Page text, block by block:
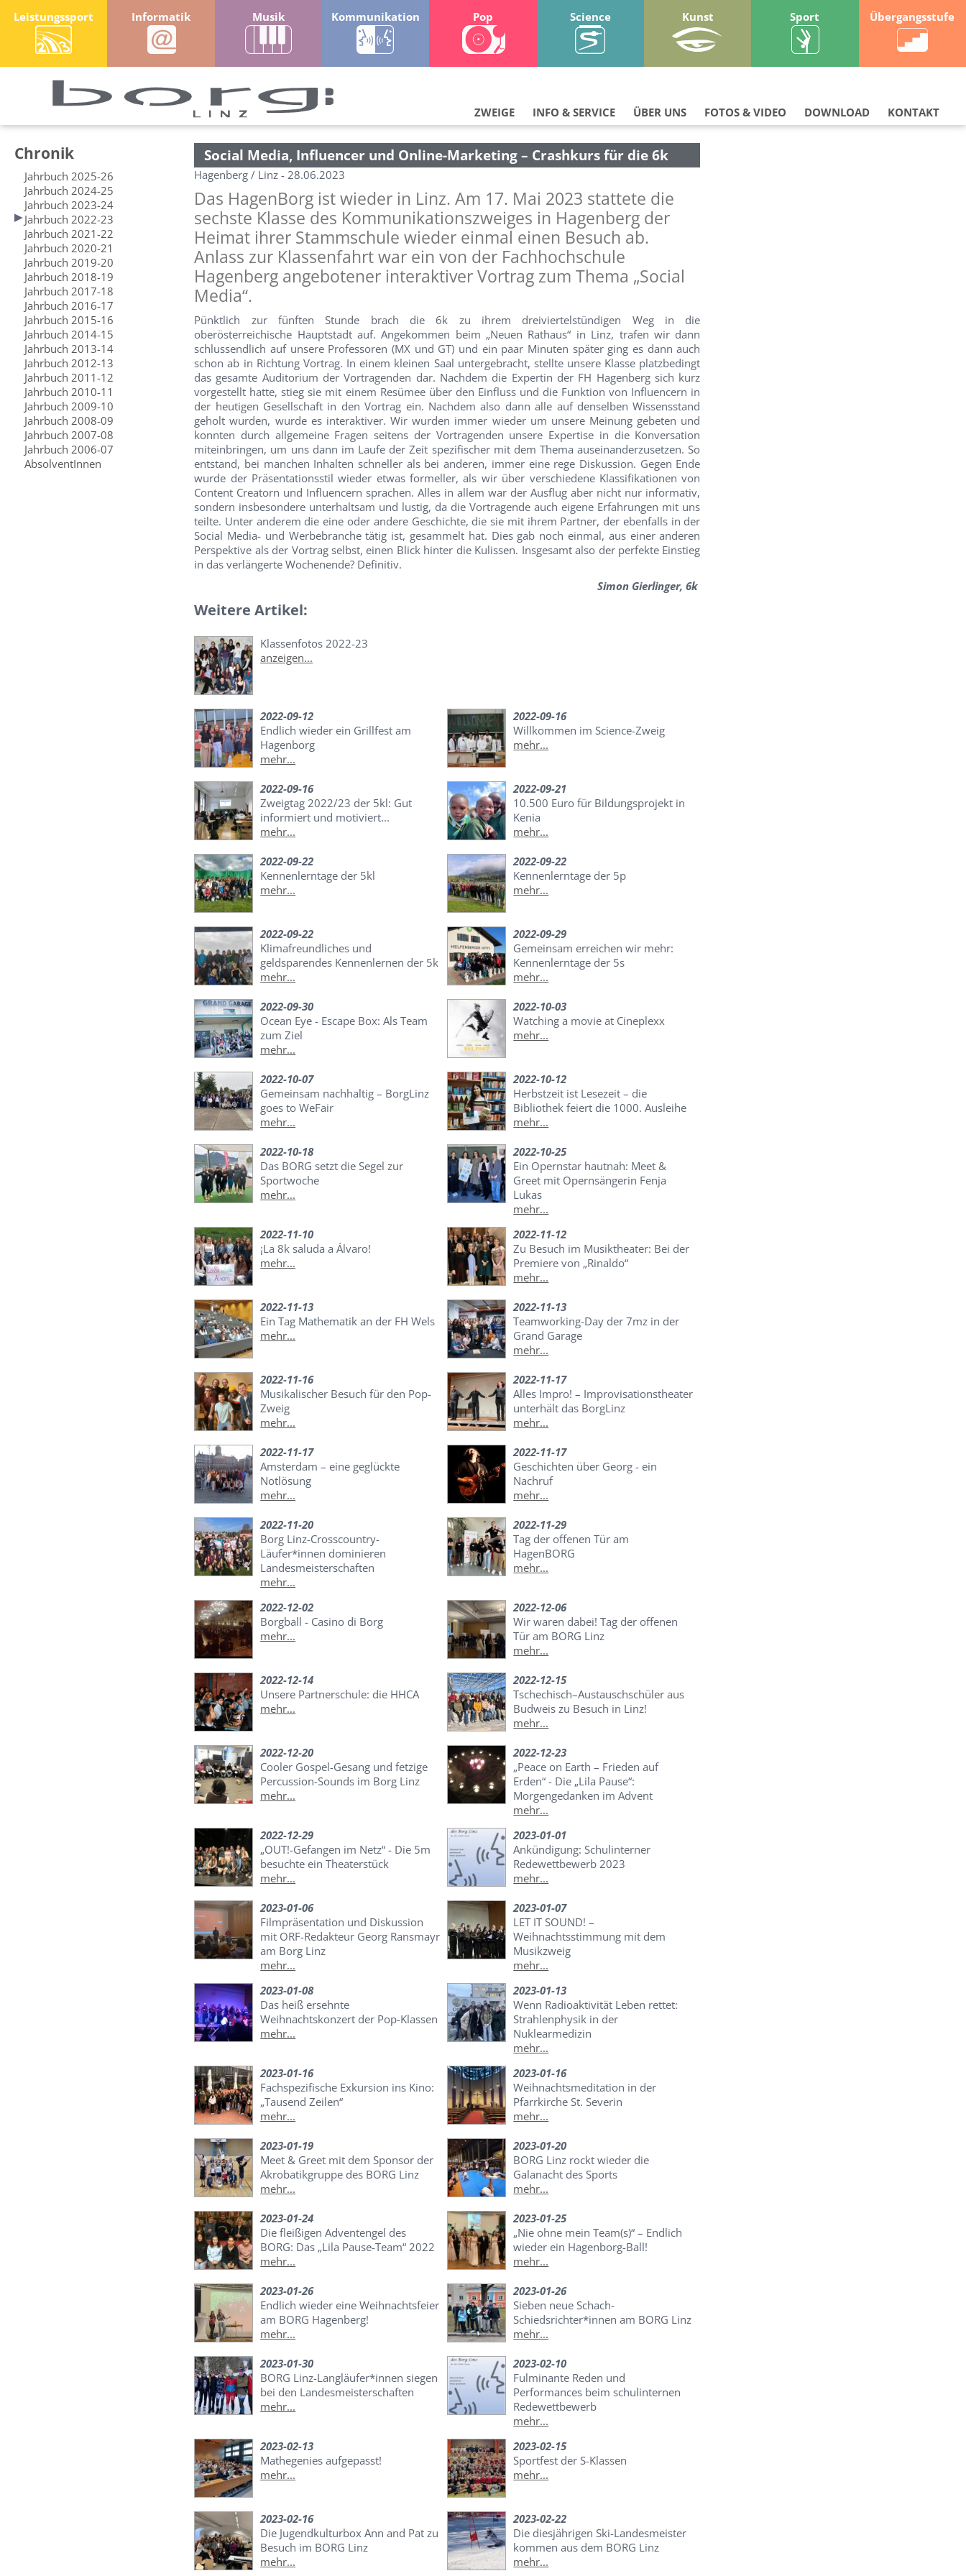
Leistungssport Informatik Musik Kommunikation Pop Science Kunst Sport Übergangsstufe
KONTAKT
DOWNLOAD
FOTOS & VIDEO
ÜBER UNS
INFO & SERVICE
ZWEIGE
Chronik
Jahrbuch 2025-26
Jahrbuch 2024-25
Jahrbuch 2023-24
Jahrbuch 2022-23
Jahrbuch 2021-22
Jahrbuch 2020-21
Jahrbuch 2019-20
Jahrbuch 2018-19
Jahrbuch 2017-18
Jahrbuch 2016-17
Jahrbuch 2015-16
Jahrbuch 2014-15
Jahrbuch 2013-14
Jahrbuch 2012-13
Jahrbuch 2011-12
Jahrbuch 2010-11
Jahrbuch 2009-10
Jahrbuch 2008-09
Jahrbuch 2007-08
Jahrbuch 2006-07
AbsolventInnen
Social Media, Influencer und Online-Marketing – Crashkurs für die 6k
Hagenberg / Linz - 28.06.2023
Das HagenBorg ist wieder in Linz. Am 17. Mai 2023 stattete die
sechste Klasse des Kommunikationszweiges in Hagenberg der
Heimat ihrer Stammschule wieder einmal einen Besuch ab.
Anlass zur Klassenfahrt war ein von der Fachhochschule
Hagenberg angebotener interaktiver Vortrag zum Thema „Social
Media“.
Pünktlich zur fünften Stunde brach die 6k zu ihrem dreiviertelstündigen Weg in die
oberösterreichische Hauptstadt auf. Angekommen beim „Neuen Rathaus“ in Linz, trafen wir dann
schlussendlich auf unsere Professoren (MX und GT) und ein paar Minuten später ging es dann auch
schon ab in Richtung Vortrag. In einem kleinen Saal untergebracht, stellte unsere Klasse platzbedingt
das gesamte Auditorium der Vortragenden dar. Nachdem die Expertin der FH Hagenberg sich kurz
vorgestellt hatte, stieg sie mit einem Resümee über den Einfluss und die Funktion von Influencern in
der heutigen Gesellschaft in den Vortrag ein. Nachdem also dann alle auf denselben Wissensstand
geholt wurden, wurde es interaktiver. Wir wurden immer wieder um unsere Meinung gebeten und
konnten durch allgemeine Fragen seitens der Vortragenden unsere Expertise in die Konversation
miteinbringen, um uns dann im Laufe der Zeit spezifischer mit dem Thema auseinanderzusetzen. So
entstand, bei manchen Inhalten schneller als bei anderen, immer eine rege Diskussion. Gegen Ende
wurde der Präsentationsstil wieder etwas formeller, als wir über verschiedene Klassifikationen von
Content Creatorn und Influencern sprachen. Alles in allem war der Ausflug aber nicht nur informativ,
sondern insbesondere unterhaltsam und lustig, da die Vortragende auch eigene Erfahrungen mit uns
teilte. Unter anderem die eine oder andere Geschichte, die sie mit ihrem Partner, der ebenfalls in der
Social Media- und Werbebranche tätig ist, gesammelt hat. Dies gab noch einmal, aus einer anderen
Perspektive als der Vortrag selbst, einen Blick hinter die Kulissen. Insgesamt also der perfekte Einstieg
in das verlängerte Wochenende? Definitiv.
Simon Gierlinger, 6k
Weitere Artikel:
Klassenfotos 2022-23
anzeigen...
2022-09-12
Endlich wieder ein Grillfest am
Hagenborg
mehr...
2022-09-16
Willkommen im Science-Zweig
mehr...
2022-09-16
Zweigtag 2022/23 der 5kl: Gut
informiert und motiviert...
mehr...
2022-09-21
10.500 Euro für Bildungsprojekt in
Kenia
mehr...
2022-09-22
Kennenlerntage der 5kl
mehr...
2022-09-22
Kennenlerntage der 5p
mehr...
2022-09-22
Klimafreundliches und
geldsparendes Kennenlernen der 5k
mehr...
2022-09-29
Gemeinsam erreichen wir mehr:
Kennenlerntage der 5s
mehr...
2022-09-30
Ocean Eye - Escape Box: Als Team
zum Ziel
mehr...
2022-10-03
Watching a movie at Cineplexx
mehr...
2022-10-07
Gemeinsam nachhaltig – BorgLinz
goes to WeFair
mehr...
2022-10-12
Herbstzeit ist Lesezeit – die
Bibliothek feiert die 1000. Ausleihe
mehr...
2022-10-18
Das BORG setzt die Segel zur
Sportwoche
mehr...
2022-10-25
Ein Opernstar hautnah: Meet &
Greet mit Opernsängerin Fenja
Lukas
mehr...
2022-11-10
¡La 8k saluda a Álvaro!
mehr...
2022-11-12
Zu Besuch im Musiktheater: Bei der
Premiere von „Rinaldo“
mehr...
2022-11-13
Ein Tag Mathematik an der FH Wels
mehr...
2022-11-13
Teamworking-Day der 7mz in der
Grand Garage
mehr...
2022-11-16
Musikalischer Besuch für den Pop-
Zweig
mehr...
2022-11-17
Alles Impro! – Improvisationstheater
unterhält das BorgLinz
mehr...
2022-11-17
Amsterdam – eine geglückte
Notlösung
mehr...
2022-11-17
Geschichten über Georg - ein
Nachruf
mehr...
2022-11-20
Borg Linz-Crosscountry-
Läufer*innen dominieren
Landesmeisterschaften
mehr...
2022-11-29
Tag der offenen Tür am
HagenBORG
mehr...
2022-12-02
Borgball - Casino di Borg
mehr...
2022-12-06
Wir waren dabei! Tag der offenen
Tür am BORG Linz
mehr...
2022-12-14
Unsere Partnerschule: die HHCA
mehr...
2022-12-15
Tschechisch–Austauschschüler aus
Budweis zu Besuch in Linz!
mehr...
2022-12-20
Cooler Gospel-Gesang und fetzige
Percussion-Sounds im Borg Linz
mehr...
2022-12-23
„Peace on Earth – Frieden auf
Erden“ - Die „Lila Pause“:
Morgengedanken im Advent
mehr...
2022-12-29
„OUT!-Gefangen im Netz“ - Die 5m
besuchte ein Theaterstück
mehr...
2023-01-01
Ankündigung: Schulinterner
Redewettbewerb 2023
mehr...
2023-01-06
Filmpräsentation und Diskussion
mit ORF-Redakteur Georg Ransmayr
am Borg Linz
mehr...
2023-01-07
LET IT SOUND! –
Weihnachtsstimmung mit dem
Musikzweig
mehr...
2023-01-08
Das heiß ersehnte
Weihnachtskonzert der Pop-Klassen
mehr...
2023-01-13
Wenn Radioaktivität Leben rettet:
Strahlenphysik in der
Nuklearmedizin
mehr...
2023-01-16
Fachspezifische Exkursion ins Kino:
„Tausend Zeilen“
mehr...
2023-01-16
Weihnachtsmeditation in der
Pfarrkirche St. Severin
mehr...
2023-01-19
Meet & Greet mit dem Sponsor der
Akrobatikgruppe des BORG Linz
mehr...
2023-01-20
BORG Linz rockt wieder die
Galanacht des Sports
mehr...
2023-01-24
Die fleißigen Adventengel des
BORG: Das „Lila Pause-Team“ 2022
mehr...
2023-01-25
„Nie ohne mein Team(s)“ – Endlich
wieder ein Hagenborg-Ball!
mehr...
2023-01-26
Endlich wieder eine Weihnachtsfeier
am BORG Hagenberg!
mehr...
2023-01-26
Sieben neue Schach-
Schiedsrichter*innen am BORG Linz
mehr...
2023-01-30
BORG Linz-Langläufer*innen siegen
bei den Landesmeisterschaften
mehr...
2023-02-10
Fulminante Reden und
Performances beim schulinternen
Redewettbewerb
mehr...
2023-02-13
Mathegenies aufgepasst!
mehr...
2023-02-15
Sportfest der S-Klassen
mehr...
2023-02-16
Die Jugendkulturbox Ann and Pat zu
Besuch im BORG Linz
mehr...
2023-02-22
Die diesjährigen Ski-Landesmeister
kommen aus dem BORG Linz
mehr...